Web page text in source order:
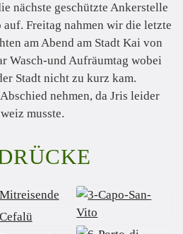
nächste geschützte Ankerstelle
Freitag nahmen wir die letzte
am Abend am Stadt Kai von
Wasch-und Aufräumtag wobei
Stadt nicht zu kurz kam.
nehmen, da Jris leider
musste.